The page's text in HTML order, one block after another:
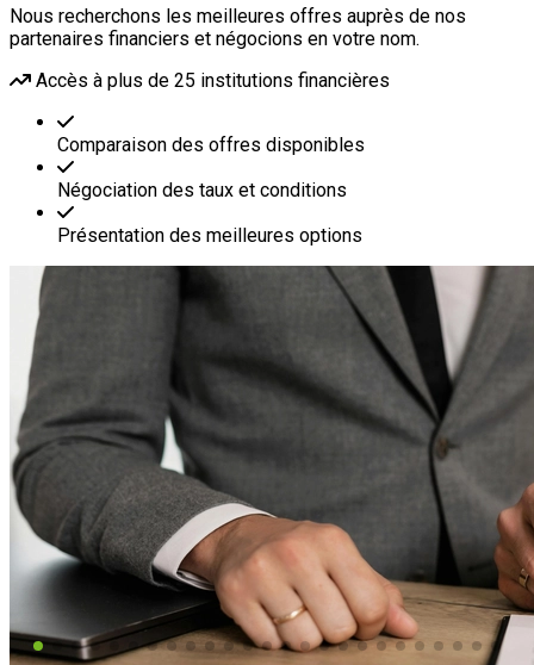
Nous recherchons les meilleures offres auprès de nos
partenaires financiers et négocions en votre nom.
Accès à plus de 25 institutions financières
Comparaison des offres disponibles
Négociation des taux et conditions
Présentation des meilleures options